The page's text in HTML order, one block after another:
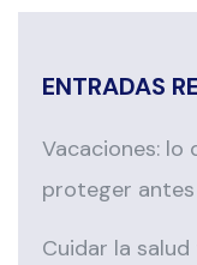
ENTRADAS
Vacaciones: lo
proteger
Cuidar la